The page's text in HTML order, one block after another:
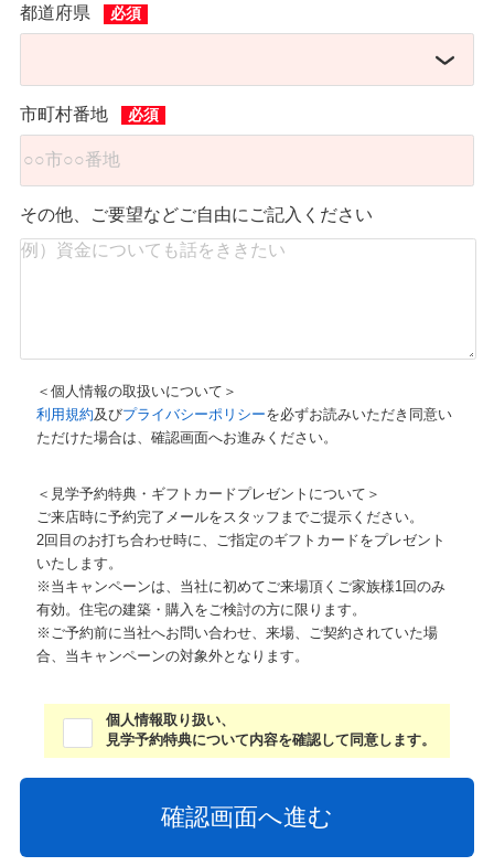
都道府県
市町村番地
その他、ご要望などご自由にご記入ください
＜個人情報の取扱いについて＞
利用規約及びプライバシーポリシーを必ずお読みいただき同意い
ただけた場合は、確認画面へお進みください。
＜見学予約特典・ギフトカードプレゼントについて＞
ご来店時に予約完了メールをスタッフまでご提示ください。
2回目のお打ち合わせ時に、ご指定のギフトカードをプレゼント
いたします。
※当キャンペーンは、当社に初めてご来場頂くご家族様1回のみ
有効。住宅の建築・購入をご検討の方に限ります。
※ご予約前に当社へお問い合わせ、来場、ご契約されていた場
合、当キャンペーンの対象外となります。
個人情報取り扱い、
見学予約特典について内容を確認して同意します。